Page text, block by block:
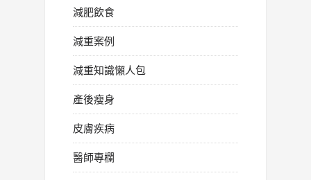
減肥飲食
減重案例
減重知識懶人包
產後瘦身
皮膚疾病
醫師專欄